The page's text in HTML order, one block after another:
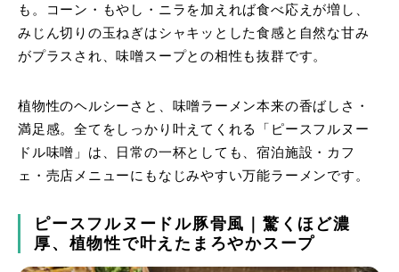
も。コーン・もやし・ニラを加えれば食べ応えが増し、
みじん切りの玉ねぎはシャキッとした食感と自然な甘み
がプラスされ、味噌スープとの相性も抜群です。
植物性のヘルシーさと、味噌ラーメン本来の香ばしさ・
満足感。全てをしっかり叶えてくれる「ピースフルヌー
ドル味噌」は、日常の一杯としても、宿泊施設・カフ
ェ・売店メニューにもなじみやすい万能ラーメンです。
ピースフルヌードル豚骨風｜驚くほど濃
厚、植物性で叶えたまろやかスープ